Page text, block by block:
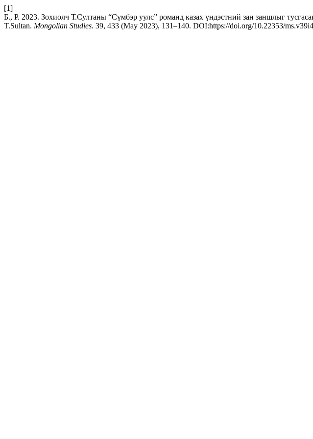
[1]
Б., Р. 2023. Зохиолч Т.Султаны “Сүмбэр уулс” романд казах үндэстний зан заншлыг
T.Sultan. Mongolian Studies. 39, 433 (May 2023), 131–140. DOI:https://doi.org/10.22353/